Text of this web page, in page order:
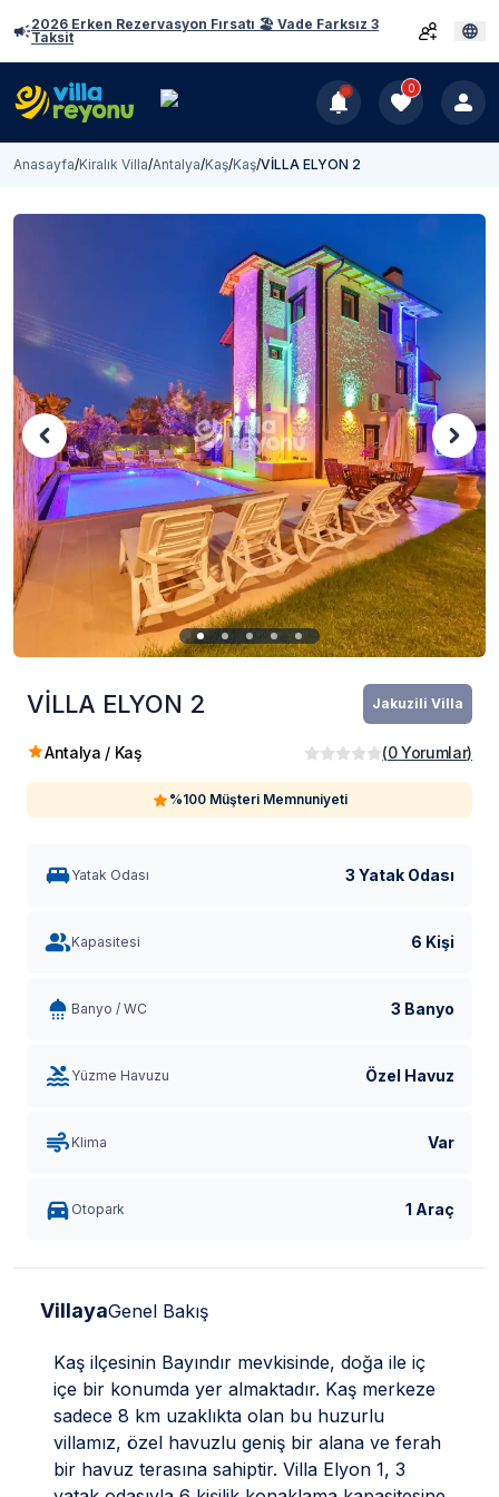
2026 Erken Rezervasyon Fırsatı 🏖️ Vade Farksız 3
Taksit
0
Anasayfa/Kiralık Villa/Antalya/Kaş/Kaş/VİLLA ELYON 2
VİLLA ELYON 2 Jakuzili Villa
Antalya / Kaş (0 Yorumlar)
%100 Müşteri Memnuniyeti
Yatak Odası 3 Yatak Odası
Kapasitesi 6 Kişi
Banyo / WC 3 Banyo
Yüzme Havuzu Özel Havuz
Klima Var
Otopark 1 Araç
VillayaGenel Bakış
Kaş ilçesinin Bayındır mevkisinde, doğa ile iç
içe bir konumda yer almaktadır. Kaş merkeze
sadece 8 km uzaklıkta olan bu huzurlu
villamız, özel havuzlu geniş bir alana ve ferah
bir havuz terasına sahiptir. Villa Elyon 1, 3